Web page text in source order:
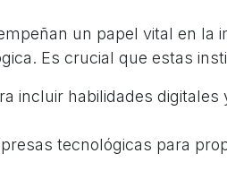
un papel vital en la
Es crucial que estas
incluir habilidades digitales
tecnológicas para